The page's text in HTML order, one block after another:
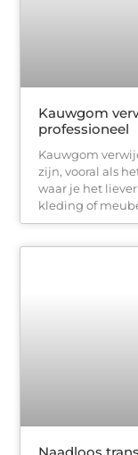
Kauwgom
professioneel
Kauwgom
zijn, vooral als
waar je het
kleding of